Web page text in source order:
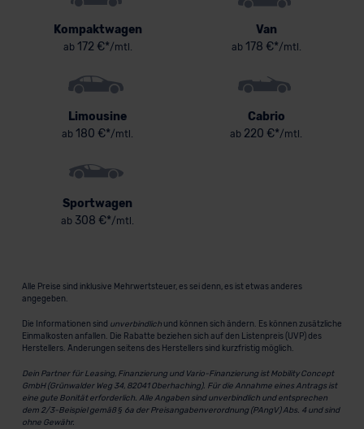
Kompaktwagen
ab172 €*/mtl.
Van
ab178 €*/mtl.
Limousine
ab 180 €*/mtl.
Cabrio
ab 220 €*/mtl.
Sportwagen
ab 308 €*/mtl.
Alle Preise sind inklusive Mehrwertsteuer, es sei denn, es ist etwas anderes
angegeben.
Die Informationen sind unverbindlichund können sich ändern. Es können zusätzliche
Einmalkosten anfallen. Die Rabatte beziehen sich auf den Listenpreis (UVP) des
Herstellers. Änderungen seitens des Herstellers sind kurzfristig möglich.
Dein Partner für Leasing, Finanzierung und Vario-Finanzierung ist Mobility Concept
GmbH (Grünwalder Weg 34, 82041 Oberhaching). Für die Annahme eines Antrags ist
eine gute Bonität erforderlich. Alle Angaben sind unverbindlich und entsprechen
dem 2/3-Beispiel gemäß § 6a der Preisangabenverordnung (PAngV) Abs. 4 und sind
ohne Gewähr.